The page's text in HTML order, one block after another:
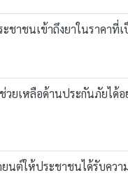
ชาชนเข้าถึงยาในราคาที่
ยเหลือด้านประกันภัยได้อ
นต์ให้ประชาชนได้รับควา